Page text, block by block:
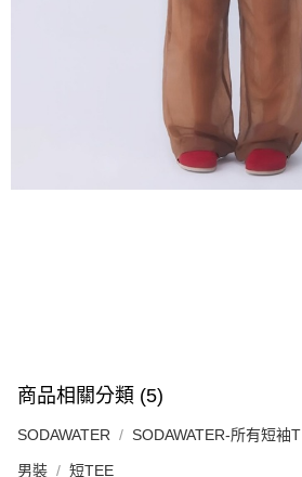
商品相關分類 (5)
SODAWATER SODAWATER-所有短袖T
男裝 短TEE